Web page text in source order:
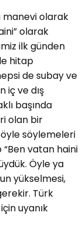
manevi olarak
olarak
ilk günden
hitap
de subay ve
iç ve dış
başında
olan bir
söylemeleri
“Ben vatan haini
Öyle ya
yükselmesi,
Türk
uyanık